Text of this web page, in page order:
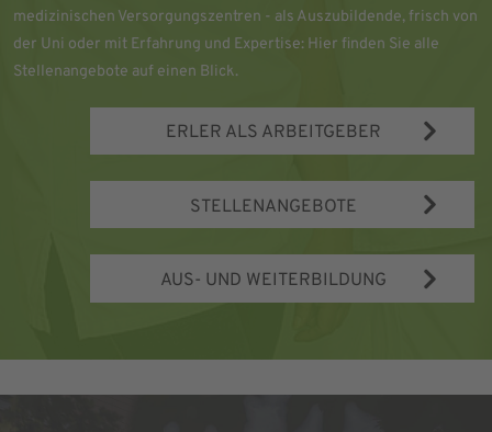
medizinischen Versorgungszentren - als Auszubildende, frisch von
der Uni oder mit Erfahrung und Expertise: Hier finden Sie alle
Stellenangebote auf einen Blick.
ERLER ALS ARBEITGEBER
STELLENANGEBOTE
AUS- UND WEITERBILDUNG